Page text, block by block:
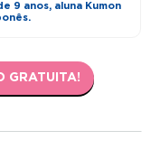
9 anos, aluna Kumon
GRATUITA!